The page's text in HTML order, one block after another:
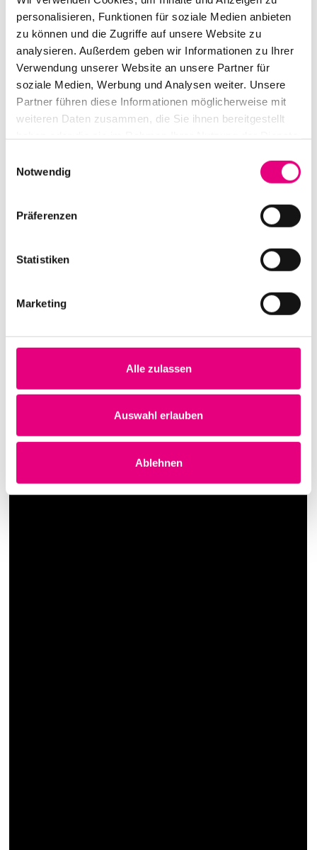
personalisieren, Funktionen für soziale Medien anbieten
zu können und die Zugriffe auf unsere Website zu
analysieren. Außerdem geben wir Informationen zu Ihrer
Verwendung unserer Website an unsere Partner für
soziale Medien, Werbung und Analysen weiter. Unsere
Partner führen diese Informationen möglicherweise mit
weiteren Daten zusammen, die Sie ihnen bereitgestellt
Notwendig
Präferenzen
Statistiken
Marketing
Alle zulassen
Auswahl erlauben
Ablehnen
Min. Mehrspr OmdtU.
FSK: k. A: